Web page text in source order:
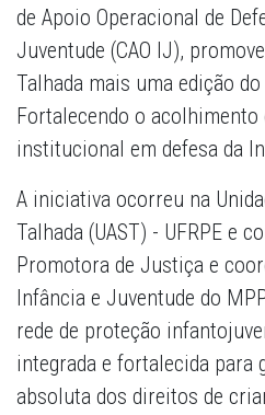
de Apoio Operacional de
Juventude (CAO IJ),
Talhada mais uma edição
Fortalecendo o
institucional em defesa da
A iniciativa ocorreu na
Talhada (UAST) - UFRPE e
Promotora de Justiça e
Infância e Juventude do
rede de proteção
integrada e fortalecida para
absoluta dos direitos de